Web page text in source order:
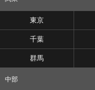
東京
千葉
群馬
中部